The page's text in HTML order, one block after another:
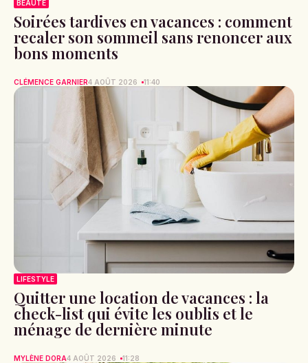
BEAUTÉ
Soirées tardives en vacances : comment
recaler son sommeil sans renoncer aux
bons moments
CLÉMENCE GARNIER4 AOÛT 2026 11:40
LIFESTYLE
Quitter une location de vacances : la
check-list qui évite les oublis et le
ménage de dernière minute
MYLÈNE DORA4 AOÛT 2026 11:28